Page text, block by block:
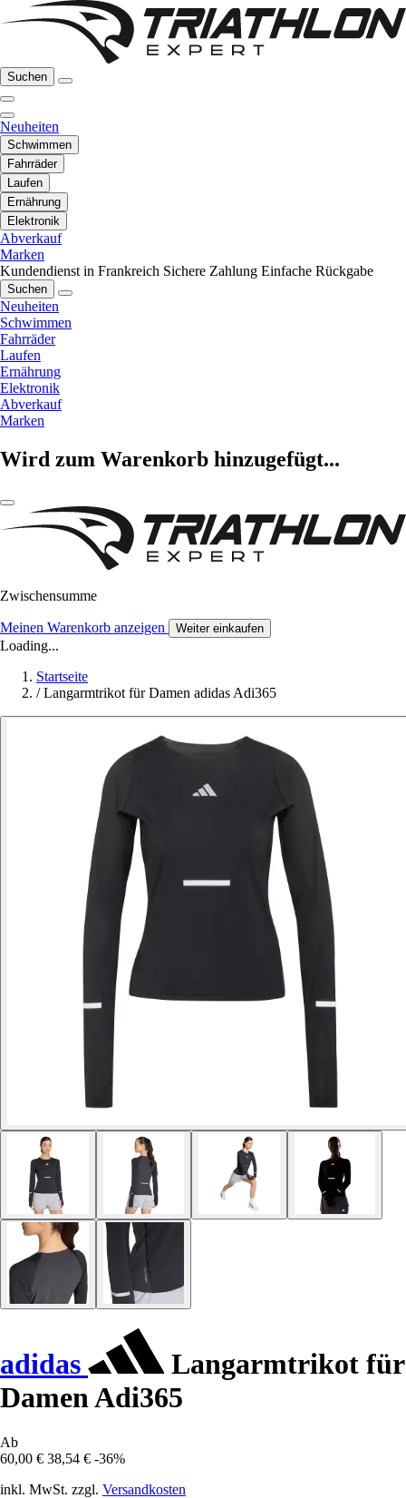
Suchen
Neuheiten
Schwimmen
Fahrräder
Laufen
Ernährung
Elektronik
Abverkauf
Marken
Kundendienst in Frankreich Sichere Zahlung Einfache Rückgabe
Suchen
Neuheiten
Schwimmen
Fahrräder
Laufen
Ernährung
Elektronik
Abverkauf
Marken
Wird zum Warenkorb hinzugefügt...
Zwischensumme
Meinen Warenkorb anzeigen Weiter einkaufen
Loading...
Startseite
/ Langarmtrikot für Damen adidas Adi365
adidas
Langarmtrikot für
Damen Adi365
Ab
60,00 € 38,54 € -36%
inkl. MwSt. zzgl. Versandkosten